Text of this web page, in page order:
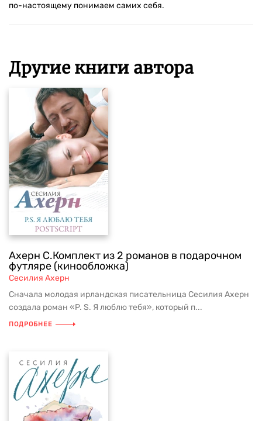
по-настоящему понимаем самих себя.
Другие книги автора
Ахерн С.Комплект из 2 романов в подарочном
футляре (кинообложка)
Сесилия Ахерн
Сначала молодая ирландская писательница Сесилия Ахерн
создала роман «P. S. Я люблю тебя», который п...
ПОДРОБНЕЕ